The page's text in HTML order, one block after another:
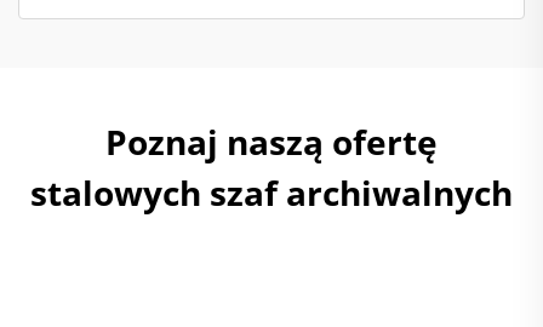
Poznaj naszą ofertę
stalowych szaf archiwalnych